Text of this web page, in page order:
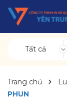
Tất cả
Trang chủ
PHUN